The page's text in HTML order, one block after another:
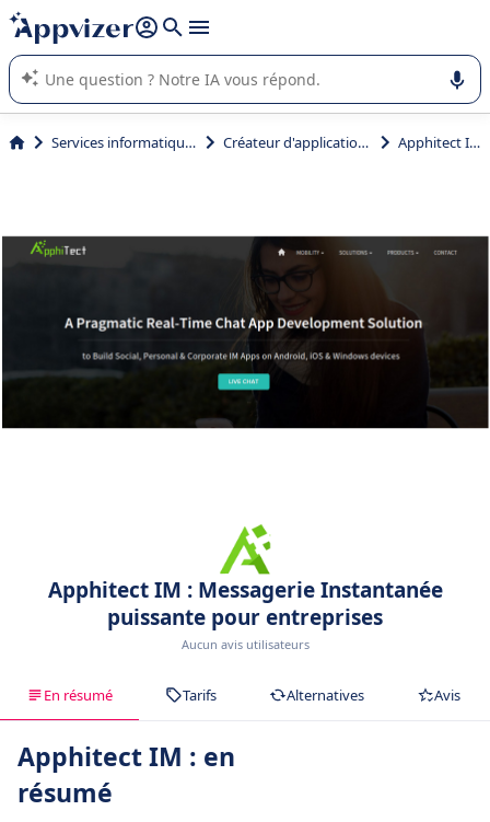
répondre (plusieurs lignes avec
L'IA de Appvizer vous guide dans l'utilisation ou la sélection de
logiciel SaaS en entreprise.
Services informatiques Créateur d'applications Apphitect IM
Apphitect IM : Messagerie Instantanée
puissante pour entreprises
Aucun avis utilisateurs
En résumé Tarifs Alternatives Avis
Apphitect IM : en
résumé